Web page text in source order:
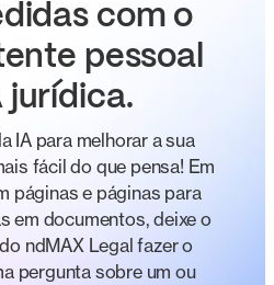
com o
pessoal
jurídica.
IA para melhorar a sua
fácil do que pensa! Em
páginas e páginas para
em documentos, deixe o
ndMAX Legal fazer o
pergunta sobre um ou